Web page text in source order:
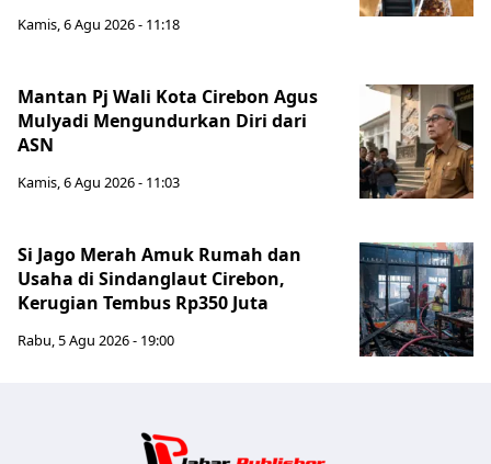
Kamis, 6 Agu 2026 - 11:18
Mantan Pj Wali Kota Cirebon Agus
Mulyadi Mengundurkan Diri dari
ASN
Kamis, 6 Agu 2026 - 11:03
Si Jago Merah Amuk Rumah dan
Usaha di Sindanglaut Cirebon,
Kerugian Tembus Rp350 Juta
Rabu, 5 Agu 2026 - 19:00